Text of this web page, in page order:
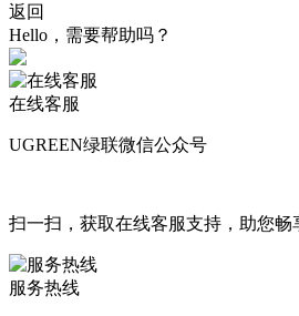
返回
Hello，需要帮助吗？
在线客服
UGREEN绿联微信公众号
扫一扫，获取在线客服支持，助您畅
服务热线